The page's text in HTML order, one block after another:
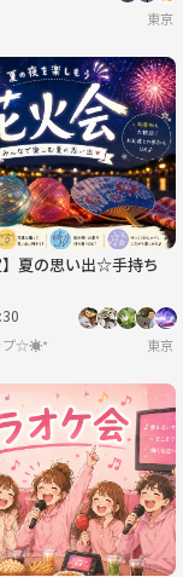
東京
】夏の思い出☆手持ち
プ☆☀︎* 東京